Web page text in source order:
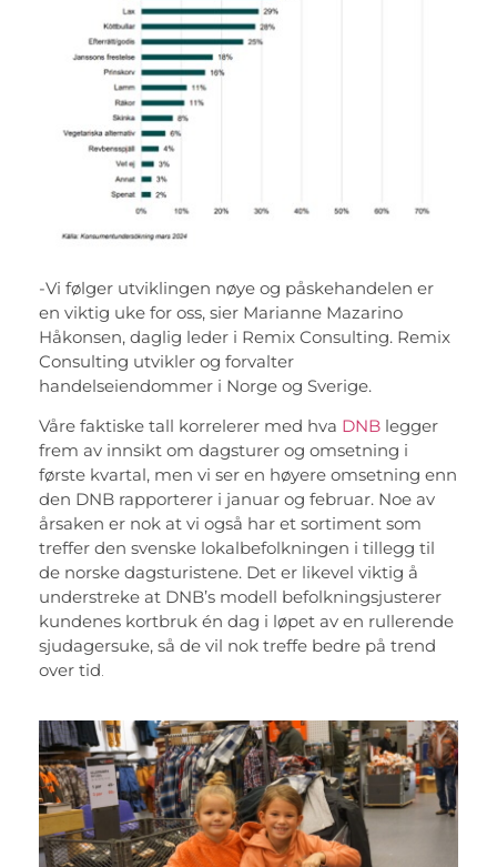
-Vi følger utviklingen nøye og påskehandelen er
en viktig uke for oss, sier Marianne Mazarino
Håkonsen, daglig leder i Remix Consulting. Remix
Consulting utvikler og forvalter
handelseiendommer i Norge og Sverige.
Våre faktiske tall korrelerer med hva DNB legger
frem av innsikt om dagsturer og omsetning i
første kvartal, men vi ser en høyere omsetning enn
den DNB rapporterer i januar og februar. Noe av
årsaken er nok at vi også har et sortiment som
treffer den svenske lokalbefolkningen i tillegg til
de norske dagsturistene. Det er likevel viktig å
understreke at DNB’s modell befolkningsjusterer
kundenes kortbruk én dag i løpet av en rullerende
sjudagersuke, så de vil nok treffe bedre på trend
over tid.